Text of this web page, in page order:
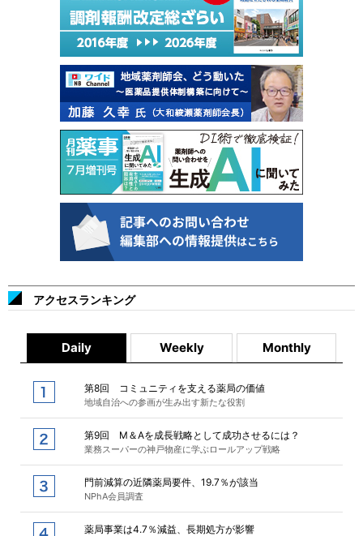
アクセスランキング
Daily Weekly Monthly
第8回 コミュニティを支える薬局の価値
地域自治への参画が生み出す新たな役割
第9回 M＆Aを成長戦略として成功させるには？
業務スーパーの神戸物産に学ぶロールアップ戦略
門前減算の近隣薬局要件、19.7％が該当
NPhA会員調査
薬局事業は4.7％減益、長期処方が影響